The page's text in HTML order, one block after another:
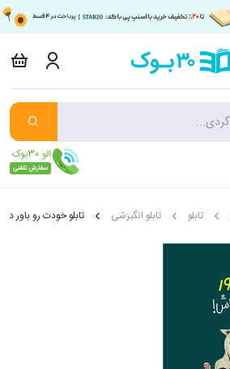
تابلو تابلو انگیزشی تابلو خودت رو باور داشته باش